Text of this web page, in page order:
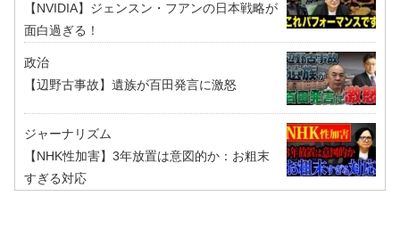
【NVIDIA】ジェンスン・フアンの日本戦略が
面白過ぎる！
政治
【辺野古事故】遺族が百田発言に激怒
ジャーナリズム
【NHK性加害】3年放置は意図的か：お粗末
すぎる対応